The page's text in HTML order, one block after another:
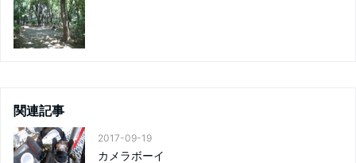
関連記事
2017-09-19
カメラボーイ